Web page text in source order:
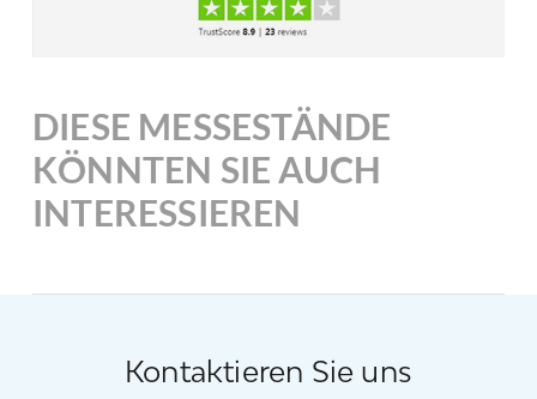
DIESE MESSESTÄNDE
KÖNNTEN SIE AUCH
INTERESSIEREN
Kontaktieren Sie uns